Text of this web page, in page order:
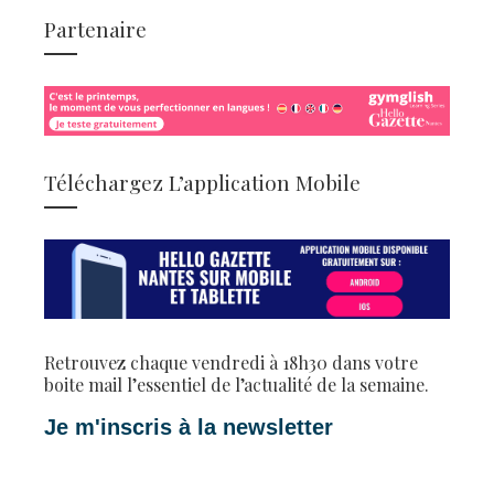
Partenaire
Téléchargez L’application Mobile
Retrouvez chaque vendredi à 18h30 dans votre
boite mail l’essentiel de l’actualité de la semaine.
Je m'inscris à la newsletter